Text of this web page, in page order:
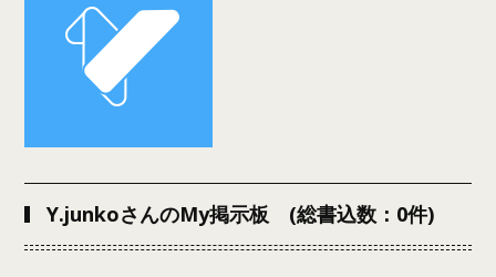
Y.junkoさんのMy掲示板 (総書込数：0件)